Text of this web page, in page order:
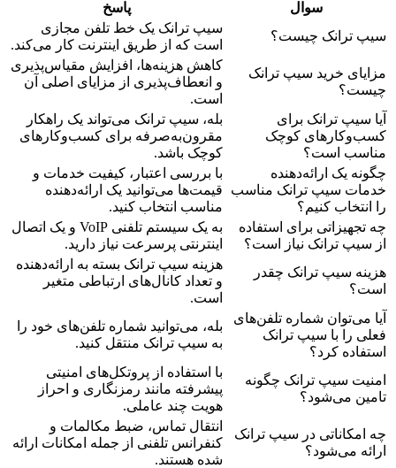
سوال
پاسخ
سیپ ترانک چیست؟
سیپ ترانک یک خط تلفن مجازی
است که از طریق اینترنت کار می‌کند.
مزایای خرید سیپ ترانک
چیست؟
کاهش هزینه‌ها، افزایش مقیاس‌پذیری
و انعطاف‌پذیری از مزایای اصلی آن
است.
آیا سیپ ترانک برای
کسب‌وکارهای کوچک
مناسب است؟
بله، سیپ ترانک می‌تواند یک راهکار
مقرون‌به‌صرفه برای کسب‌وکارهای
کوچک باشد.
چگونه یک ارائه‌دهنده
خدمات سیپ ترانک مناسب
را انتخاب کنیم؟
با بررسی اعتبار، کیفیت خدمات و
قیمت‌ها می‌توانید یک ارائه‌دهنده
مناسب انتخاب کنید.
چه تجهیزاتی برای استفاده
از سیپ ترانک نیاز است؟
به یک سیستم تلفنی VoIP و یک اتصال
اینترنتی پرسرعت نیاز دارید.
هزینه سیپ ترانک چقدر
است؟
هزینه سیپ ترانک بسته به ارائه‌دهنده
و تعداد کانال‌های ارتباطی متغیر
است.
آیا می‌توان شماره تلفن‌های
فعلی را با سیپ ترانک
استفاده کرد؟
بله، می‌توانید شماره تلفن‌های خود را
به سیپ ترانک منتقل کنید.
امنیت سیپ ترانک چگونه
تامین می‌شود؟
با استفاده از پروتکل‌های امنیتی
پیشرفته مانند رمزنگاری و احراز
هویت چند عاملی.
چه امکاناتی در سیپ ترانک
ارائه می‌شود؟
انتقال تماس، ضبط مکالمات و
کنفرانس تلفنی از جمله امکانات ارائه
شده هستند.